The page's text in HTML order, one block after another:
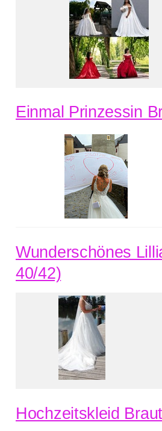
Einmal Prinzessin
Wunderschönes
40/42)
Hochzeitskleid